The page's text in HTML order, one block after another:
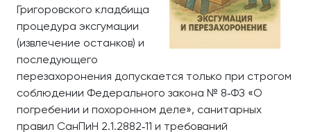
Григоровского кладбища
процедура эксгумации
(извлечение останков) и
последующего
перезахоронения допускается только при строгом
соблюдении Федерального закона № 8‑ФЗ «О
погребении и похоронном деле», санитарных
правил СанПиН 2.1.2882‑11 и требований